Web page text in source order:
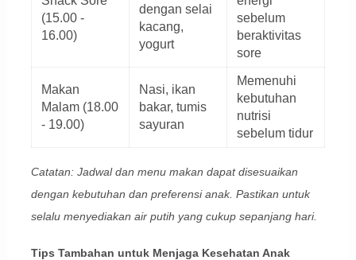
(15.00 -
16.00)
dengan selai
kacang,
yogurt
sebelum
beraktivitas
sore
Makan
Malam (18.00
- 19.00)
Nasi, ikan
bakar, tumis
sayuran
Memenuhi
kebutuhan
nutrisi
sebelum tidur
Catatan: Jadwal dan menu makan dapat disesuaikan
dengan kebutuhan dan preferensi anak. Pastikan untuk
selalu menyediakan air putih yang cukup sepanjang hari.
Tips Tambahan untuk Menjaga Kesehatan Anak